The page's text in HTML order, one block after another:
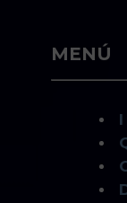
MENÚ